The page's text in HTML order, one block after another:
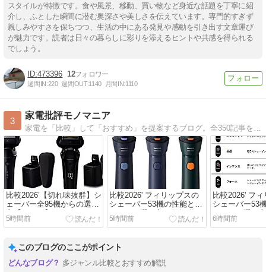
スタイルが特徴です。食や風景、移動、買い物など身近な話題を丁寧に紹
介し、ふとした瞬間に潜む奥深さや美しさを伝えています。専門的すぎず
親しみやすさを保ちつつ、生活の中にある発見や感動を引き出す文章運び
が魅力です。読者は日々の暮らしに彩りを添えるヒントや共感を得られる
でしょう。
473396 12
週間IN:220 週間OUT:1140 月間IN:1110
3
家電批評モノマニア
比較2026’【切れ味抜群】シ
ェーバー全95機からの選び
方【まとめ】
5時間前
比較2026' フィリップスの
シェーバー53機の性能とお
すすめ・選び方：回転式シ
ェーバー （1）
5時間前
比較2026' フ
シェーバー53
すすめ・選び
ェーバー （2）
6時間前
このブログのここがポイント
多ジャンル比較とおすすめ解説